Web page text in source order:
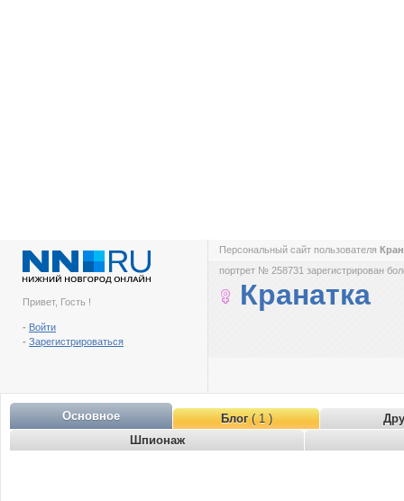
Привет, Гость !
- Войти
- Зарегистрироваться
Персональный сайт пользователя
портрет № 258731 зарегистрирован
Кранатка
Основное Блог( 1 )
Шпионаж